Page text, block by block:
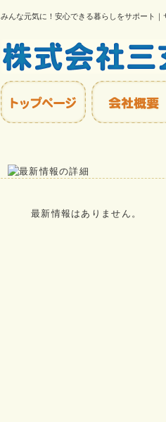
みんな元気に！安心できる暮らしをサポート
最新情報はありません。